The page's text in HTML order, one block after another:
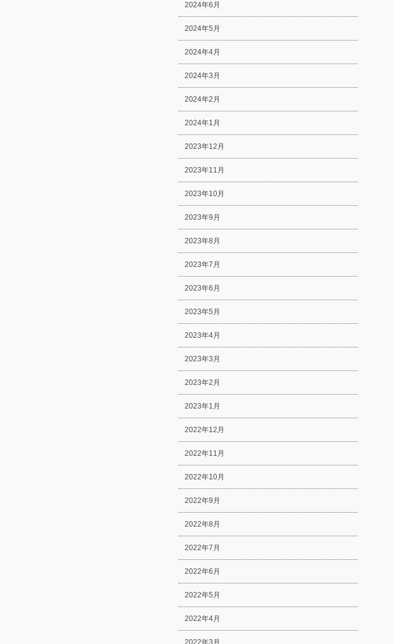
2024年6月
2024年5月
2024年4月
2024年3月
2024年2月
2024年1月
2023年12月
2023年11月
2023年10月
2023年9月
2023年8月
2023年7月
2023年6月
2023年5月
2023年4月
2023年3月
2023年2月
2023年1月
2022年12月
2022年11月
2022年10月
2022年9月
2022年8月
2022年7月
2022年6月
2022年5月
2022年4月
2022年3月